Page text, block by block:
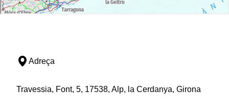
Adreça
Travessia, Font, 5, 17538, Alp, la Cerdanya, Girona